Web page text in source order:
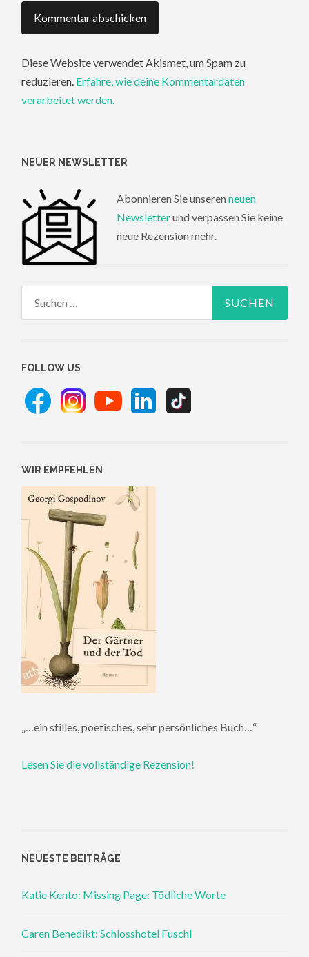
Diese Website verwendet Akismet, um Spam zu
reduzieren. Erfahre, wie deine Kommentardaten
verarbeitet werden.
NEUER NEWSLETTER
Abonnieren Sie unseren neuen
Newsletterund verpassen Sie keine
neue Rezension mehr.
FOLLOW US
WIR EMPFEHLEN
„…ein stilles, poetisches, sehr persönliches Buch…“
Lesen Sie die vollständige Rezension!
NEUESTE BEITRÄGE
Katie Kento: Missing Page: Tödliche Worte
Caren Benedikt: Schlosshotel Fuschl